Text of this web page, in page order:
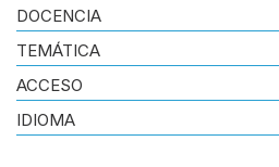
DOCENCIA
TEMÁTICA
ACCESO
IDIOMA